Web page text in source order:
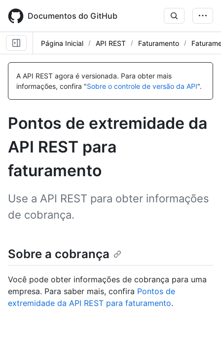
main
content
Documentos do GitHub
Página Inicial API REST Faturamento
A API REST agora é versionada. Para obter mais
informações, confira "Sobre o controle de versão da API".
Pontos de extremidade da
API REST para
faturamento
Use a API REST para obter informações
de cobrança.
Sobre a cobrança
Você pode obter informações de cobrança para uma
empresa. Para saber mais, confira Pontos de
extremidade da API REST para faturamento.
Nome,
Tipo,
Descrição
Nome,
Tipo,
Descrição
Nome,
Tipo,
Descrição